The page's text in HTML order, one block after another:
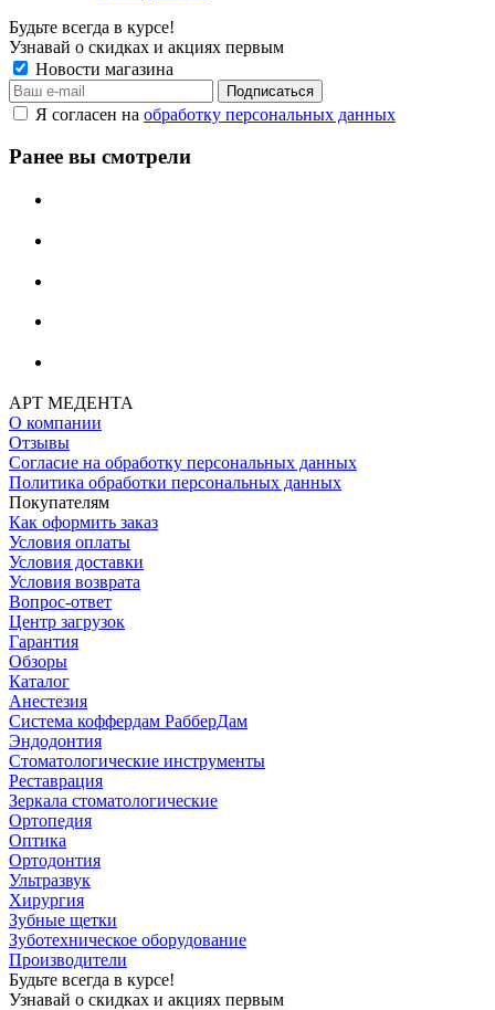
Будьте всегда в курсе!
Узнавай о скидках и акциях первым
Новости магазина
Я согласен на обработку персональных данных
Ранее вы смотрели
АРТ МЕДЕНТА
О компании
Отзывы
Согласие на обработку персональных данных
Политика обработки персональных данных
Покупателям
Как оформить заказ
Условия оплаты
Условия доставки
Условия возврата
Вопрос-ответ
Центр загрузок
Гарантия
Обзоры
Каталог
Анестезия
Система коффердам РабберДам
Эндодонтия
Стоматологические инструменты
Реставрация
Зеркала стоматологические
Ортопедия
Оптика
Ортодонтия
Ультразвук
Хирургия
Зубные щетки
Зуботехническое оборудование
Производители
Будьте всегда в курсе!
Узнавай о скидках и акциях первым